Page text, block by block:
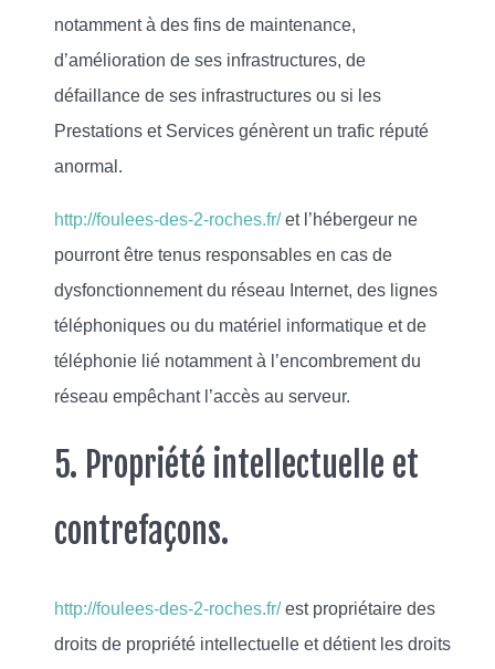
notamment à des fins de maintenance,
d’amélioration de ses infrastructures, de
défaillance de ses infrastructures ou si les
Prestations et Services génèrent un trafic réputé
anormal.
http://foulees-des-2-roches.fr/et l’hébergeur ne
pourront être tenus responsables en cas de
dysfonctionnement du réseau Internet, des lignes
téléphoniques ou du matériel informatique et de
téléphonie lié notamment à l’encombrement du
réseau empêchant l’accès au serveur.
5. Propriété intellectuelle et
contrefaçons.
http://foulees-des-2-roches.fr/est propriétaire des
droits de propriété intellectuelle et détient les droits